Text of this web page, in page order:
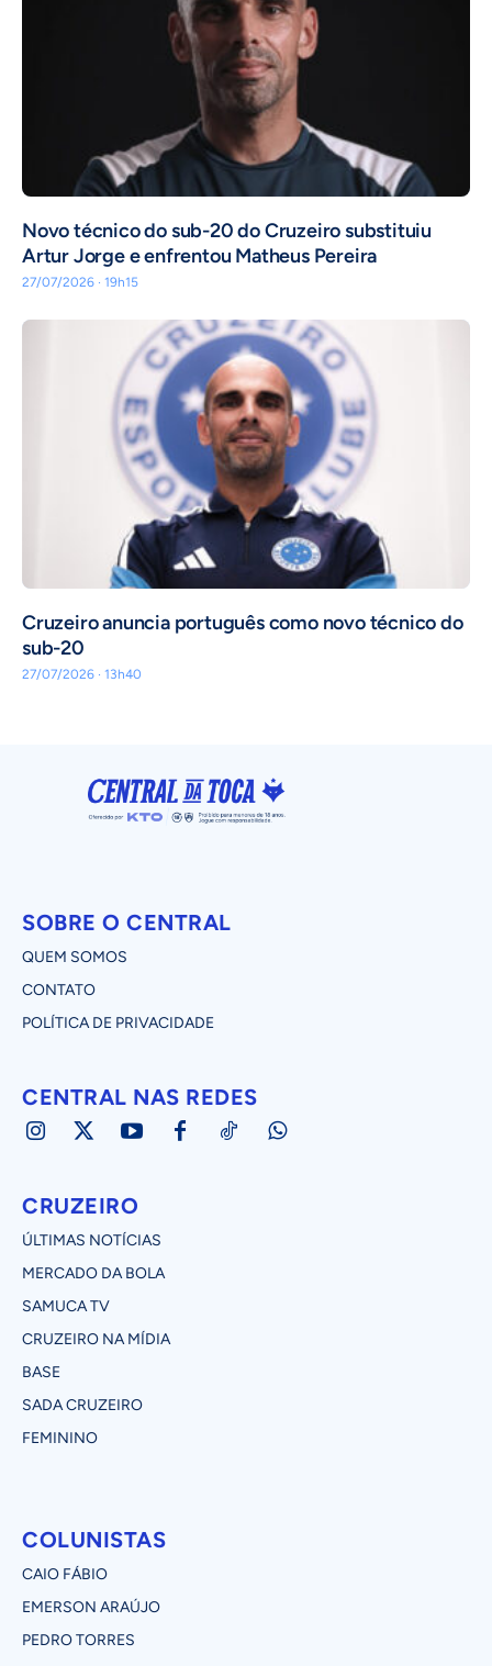
Novo técnico do sub-20 do Cruzeiro substituiu
Artur Jorge e enfrentou Matheus Pereira
27/07/2026 · 19h15
Cruzeiro anuncia português como novo técnico do
sub-20
27/07/2026 · 13h40
SOBRE O CENTRAL
QUEM SOMOS
CONTATO
POLÍTICA DE PRIVACIDADE
CENTRAL NAS REDES
CRUZEIRO
ÚLTIMAS NOTÍCIAS
MERCADO DA BOLA
SAMUCA TV
CRUZEIRO NA MÍDIA
BASE
SADA CRUZEIRO
FEMININO
COLUNISTAS
CAIO FÁBIO
EMERSON ARAÚJO
PEDRO TORRES